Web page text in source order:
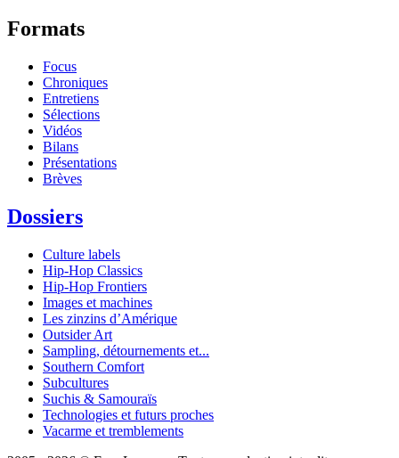
Formats
Focus
Chroniques
Entretiens
Sélections
Vidéos
Bilans
Présentations
Brèves
Dossiers
Culture labels
Hip-Hop Classics
Hip-Hop Frontiers
Images et machines
Les zinzins d’Amérique
Outsider Art
Sampling, détournements et...
Southern Comfort
Subcultures
Suchis & Samouraïs
Technologies et futurs proches
Vacarme et tremblements